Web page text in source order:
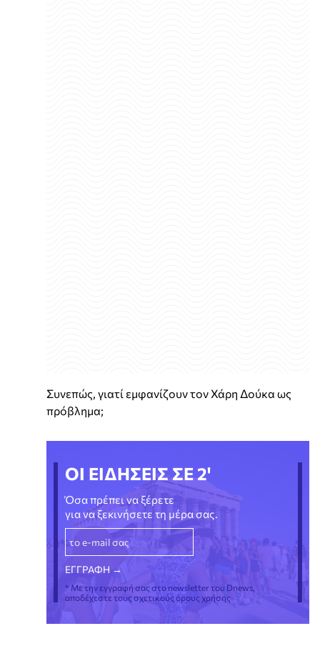
Συνεπώς, γιατί εμφανίζουν τον Χάρη Δούκα ως
πρόβλημα;
ΟΙ ΕΙΔΗΣΕΙΣ ΣΕ 2'
Όσα πρέπει να ξέρετε
για να ξεκινήσετε τη μέρα σας.
* Με την εγγραφή σας στο newsletter του Dnews,
αποδέχεστε τους σχετικούς όρους χρήσης